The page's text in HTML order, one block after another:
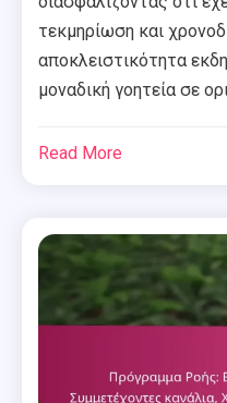
τεκμηρίωση και
αποκλειστικότητα
μοναδική γοητεία σε
Read More